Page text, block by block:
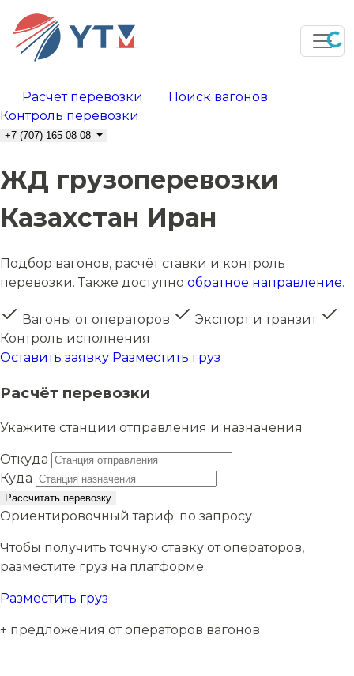
Расчет перевозки
Поиск вагонов
Контроль перевозки
+7 (707) 165 08 08
ЖД грузоперевозки
Казахстан Иран
Подбор вагонов, расчёт ставки и контроль
перевозки. Также доступно обратное направление.
Вагоны от операторов
Экспорт и транзит
Контроль исполнения
Оставить заявку Разместить груз
Расчёт перевозки
Укажите станции отправления и назначения
Откуда
Куда
Рассчитать перевозку
Ориентировочный тариф: по запросу
Чтобы получить точную ставку от операторов,
разместите груз на платформе.
Разместить груз
+ предложения от операторов вагонов